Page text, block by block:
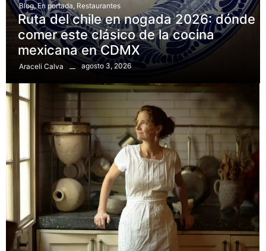
Blog, En portada Restaurantes
Ruta del chile en nogada 2026: dónde
comer este clásico de la cocina
mexicana en CDMX
Araceli Calva agosto 3, 2026